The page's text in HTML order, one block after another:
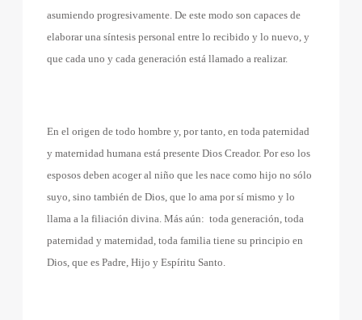
asumiendo progresivamente. De este modo son capaces de
elaborar una síntesis personal entre lo recibido y lo nuevo, y
que cada uno y cada generación está llamado a realizar.
En el origen de todo hombre y, por tanto, en toda paternidad
y maternidad humana está presente Dios Creador. Por eso los
esposos deben acoger al niño que les nace como hijo no sólo
suyo, sino también de Dios, que lo ama por sí mismo y lo
llama a la filiación divina. Más aún: toda generación, toda
paternidad y maternidad, toda familia tiene su principio en
Dios, que es Padre, Hijo y Espíritu Santo.